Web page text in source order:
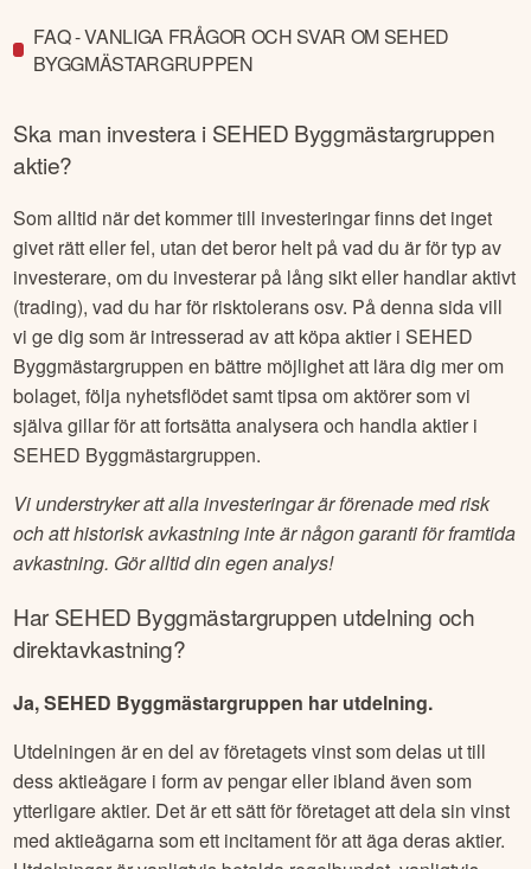
FAQ - VANLIGA FRÅGOR OCH SVAR OM SEHED
BYGGMÄSTARGRUPPEN
Ska man investera i SEHED Byggmästargruppen
aktie?
Som alltid när det kommer till investeringar finns det inget
givet rätt eller fel, utan det beror helt på vad du är för typ av
investerare, om du investerar på lång sikt eller handlar aktivt
(trading), vad du har för risktolerans osv. På denna sida vill
vi ge dig som är intresserad av att köpa aktier iSEHED
Byggmästargruppen en bättre möjlighet att lära dig mer om
bolaget, följa nyhetsflödet samt tipsa om aktörer som vi
själva gillar för att fortsätta analysera och handla aktier i
SEHED Byggmästargruppen.
Vi understryker att alla investeringar är förenade med risk
och att historisk avkastning inte är någon garanti för framtida
avkastning. Gör alltid din egen analys!
HarSEHED Byggmästargruppen utdelning och
direktavkastning?
Ja, SEHED Byggmästargruppen har utdelning.
Utdelningen är en del av företagets vinst som delas ut till
dess aktieägare i form av pengar eller ibland även som
ytterligare aktier. Det är ett sätt för företaget att dela sin vinst
med aktieägarna som ett incitament för att äga deras aktier.